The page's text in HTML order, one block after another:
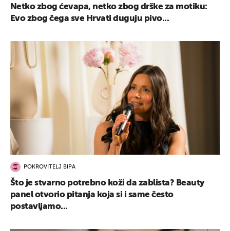
Netko zbog ćevapa, netko zbog drške za motiku:
Evo zbog čega sve Hrvati duguju pivo...
POKROVITELJ BIPA
Što je stvarno potrebno koži da zablista? Beauty
panel otvorio pitanja koja si i same često
postavljamo...